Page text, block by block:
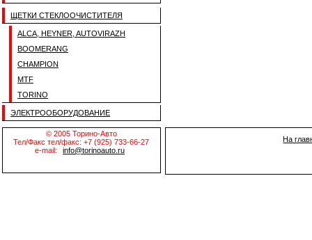
ЩЕТКИ СТЕКЛООЧИСТИТЕЛЯ
ALCA, HEYNER, AUTOVIRAZH
BOOMERANG
CHAMPION
MTF
TORINO
ЭЛЕКТРООБОРУДОВАНИЕ
© 2005 Торино-Авто
Тел/Факс тел/факс: +7 (925) 733-66-27
e-mail:
info@torinoauto.ru
На